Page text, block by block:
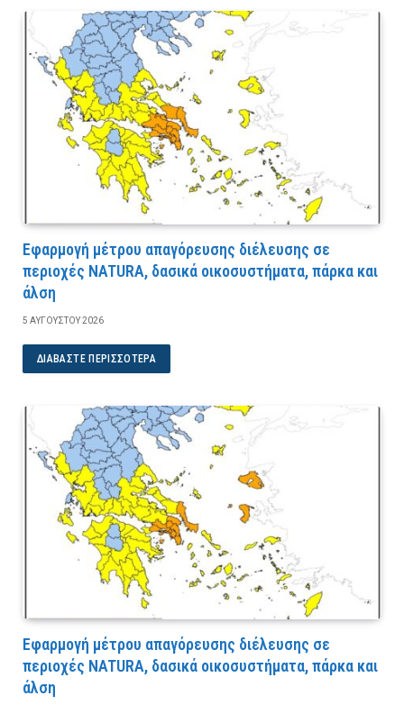
Εφαρμογή μέτρου απαγόρευσης διέλευσης σε
περιοχές NATURA, δασικά οικοσυστήματα, πάρκα και
άλση
5 ΑΥΓΟΎΣΤΟΥ 2026
ΔΙΑΒΆΣΤΕ ΠΕΡΙΣΣΌΤΕΡΑ
Εφαρμογή μέτρου απαγόρευσης διέλευσης σε
περιοχές NATURA, δασικά οικοσυστήματα, πάρκα και
άλση